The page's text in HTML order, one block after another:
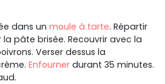
dans un moule à tarte. Répartir
la pâte brisée. Recouvrir avec la
Verser dessus la
Enfourner durant 35 minutes.